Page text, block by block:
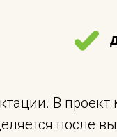
В
после